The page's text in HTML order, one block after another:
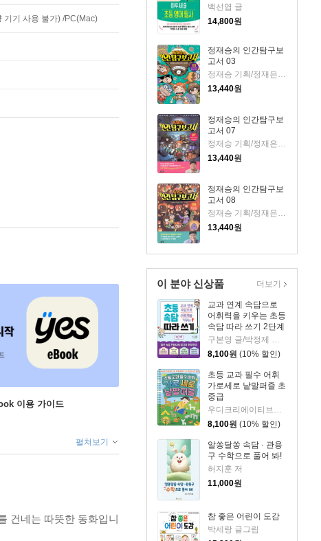
백선엽 글
14,800원
정재승의 인간탐구보
고서 03
정재승 기획/정재은,이고은 글/김현민 그림
13,440원
정재승의 인간탐구보
고서 07
정재승 기획/정재은,이고은 글/김현민 그림
13,440원
정재승의 인간탐구보
고서 08
정재승 기획/정재은,이고은 글/김현민 그림
13,440원
이 분야 신상품
교과 연계 속담으로
어휘력을 키우는 초등
속담 따라 쓰기 2단계
8,100원 (10% 할인)
초등 교과 필수 어휘
가로세로 낱말퍼즐 초
중급
8,100원 (10% 할인)
알쏭달쏭 속담 · 관용
구 수학으로 풀어 봐!
허지훈 저
11,000원
참 좋은 어린이 도감
박세랑 글그림
더보기
기기 사용 불가) /PC(Mac)
이용 가이드
펼쳐보기
건네는 따뜻한 동화입니